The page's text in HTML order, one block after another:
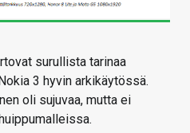
surullista tarinaa
3 hyvin arkikäytössä.
oli sujuvaa, mutta ei